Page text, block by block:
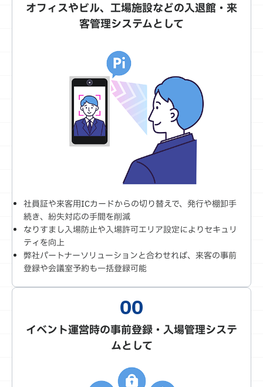
オフィスやビル、工場施設などの入退館・来
客管理システムとして
社員証や来客用ICカードからの切り替えで、発行や棚卸手
続き、紛失対応の手間を削減
なりすまし入場防止や入場許可エリア設定によりセキュリ
ティを向上
弊社パートナーソリューションと合わせれば、来客の事前
登録や会議室予約も一括登録可能
イベント運営時の事前登録・入場管理システ
ムとして